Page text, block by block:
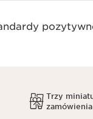
Trzy
zamówienia